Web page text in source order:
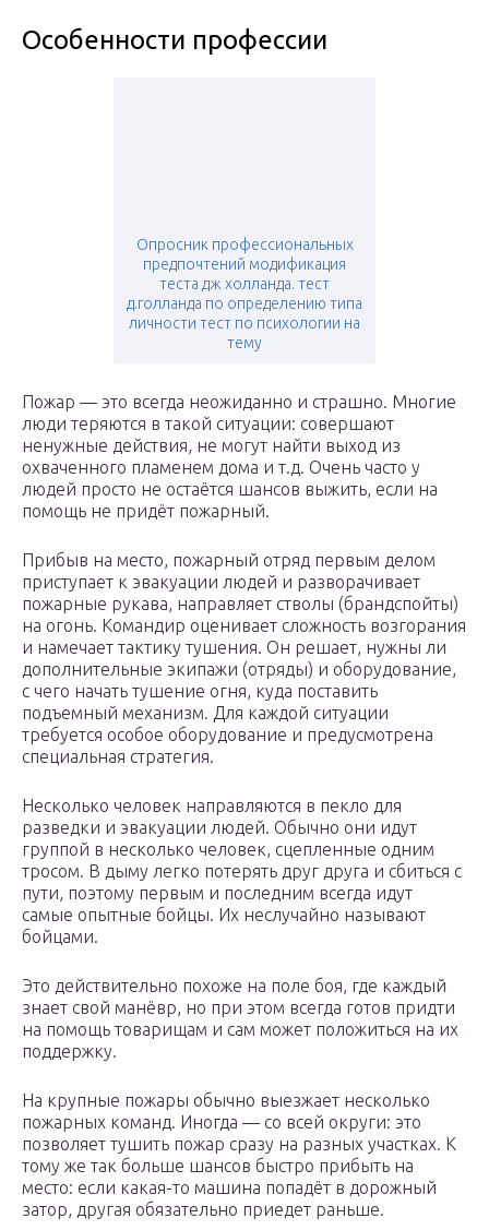
Особенности профессии
Опросник профессиональных
предпочтений модификация
теста дж холланда. тест
д.голланда по определению типа
личности тест по психологии на
тему
Пожар — это всегда неожиданно и страшно. Многие
люди теряются в такой ситуации: совершают
ненужные действия, не могут найти выход из
охваченного пламенем дома и т.д. Очень часто у
людей просто не остаётся шансов выжить, если на
помощь не придёт пожарный.
Прибыв на место, пожарный отряд первым делом
приступает к эвакуации людей и разворачивает
пожарные рукава, направляет стволы (брандспойты)
на огонь. Командир оценивает сложность возгорания
и намечает тактику тушения. Он решает, нужны ли
дополнительные экипажи (отряды) и оборудование,
с чего начать тушение огня, куда поставить
подъемный механизм. Для каждой ситуации
требуется особое оборудование и предусмотрена
специальная стратегия.
Несколько человек направляются в пекло для
разведки и эвакуации людей. Обычно они идут
группой в несколько человек, сцепленные одним
тросом. В дыму легко потерять друг друга и сбиться с
пути, поэтому первым и последним всегда идут
самые опытные бойцы. Их неслучайно называют
бойцами.
Это действительно похоже на поле боя, где каждый
знает свой манёвр, но при этом всегда готов придти
на помощь товарищам и сам может положиться на их
поддержку.
На крупные пожары обычно выезжает несколько
пожарных команд. Иногда — со всей округи: это
позволяет тушить пожар сразу на разных участках. К
тому же так больше шансов быстро прибыть на
место: если какая-то машина попадёт в дорожный
затор, другая обязательно приедет раньше.